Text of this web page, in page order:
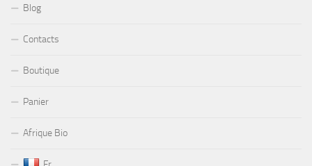
Blog
Contacts
Boutique
Panier
Afrique Bio